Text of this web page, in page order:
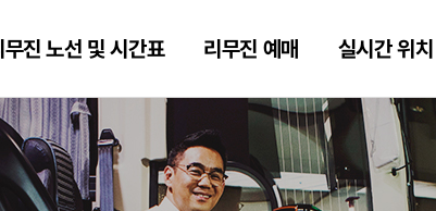
무진 노선 및 시간표 리무진 예매 실시간 위